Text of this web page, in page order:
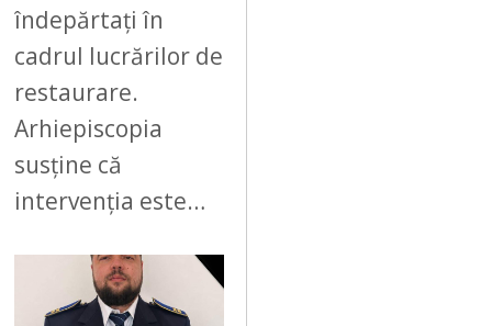
îndepărtați în
cadrul lucrărilor de
restaurare.
Arhiepiscopia
susține că
intervenția este…